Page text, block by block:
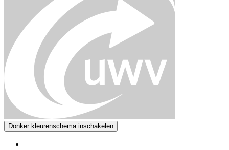
Donker kleurenschema inschakelen